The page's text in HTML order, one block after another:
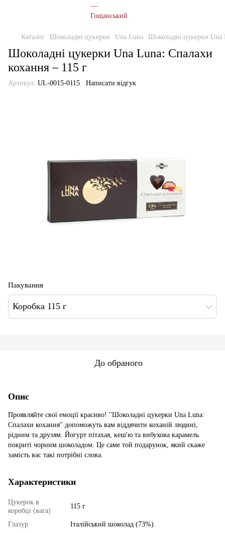
Каталог Шоколадні цукерки Una Luna Шоколадні цукерки Una
Шоколадні цукерки Una Luna: Спалахи
кохання – 115 г
Артикул: UL-0015-0115 Написати відгук
Пакування
Коробка 115 г
До обраного
Опис
Проявляйте свої емоції красиво! "Шоколадні цукерки Una Luna:
Спалахи кохання" допоможуть вам віддячити коханій людині,
рідним та друзям. Йогурт пітахая, кеш'ю та вибухова карамель
покриті чорним шоколадом. Це саме той подарунок, який скаже
замість вас такі потрібні слова.
Характеристики
Цукерок в
коробці (вага)
115 г
Глазур
Італійський шоколад (73%)